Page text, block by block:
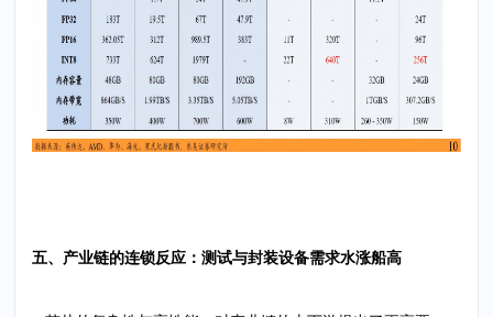
五、产业链的连锁反应：测试与封装设备需求水涨船高